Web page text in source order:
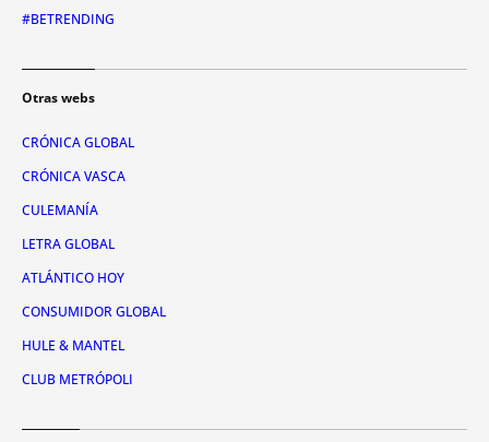
#BETRENDING
Otras webs
CRÓNICA GLOBAL
CRÓNICA VASCA
CULEMANÍA
LETRA GLOBAL
ATLÁNTICO HOY
CONSUMIDOR GLOBAL
HULE & MANTEL
CLUB METRÓPOLI